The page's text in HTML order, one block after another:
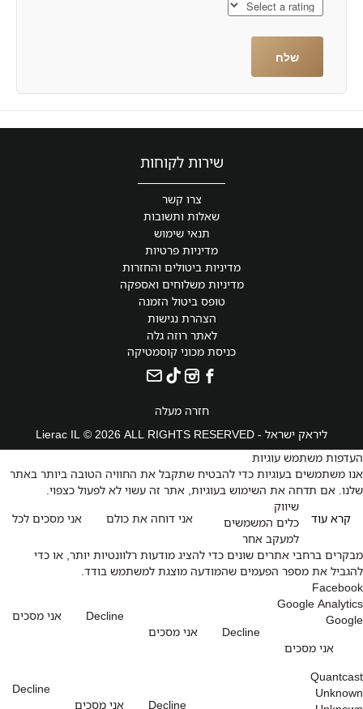
שירות לקוחות
צרו קשר
שאלות ותשובות
תנאי שימוש
מדיניות פרטיות
מדיניות ביטולים והחזרות
מדיניות משלוחים ואספקה
טופס ביטול הזמנה
הצהרת נגישות
לאתר רוזה גלה
כניסת מכוני קוסמטיקה
חזרה מעלה
ליראק ישראל - Lierac IL © 2026 ALL RIGHTS RESERVED
העדפות משתמש עוגיות
אנו משתמשים בעוגיות כדי להבטיח שתקבל את החוויה הטובה ביותר באתר
שלנו. אם תדחה את השימוש בעוגיות, אתר זה עשוי לא לפעול כצפוי.
אני מסכים לכל
אני דוחה את כולם קרא עוד
שיווק
כלים המשמשים
למעקב אחר
מבקרים ברחבי אתרים שונים כדי להציג מודעות רלוונטיות יותר, או כדי
להגביל את מספר הפעמים שהמודעה מוצגת למשתמש בודד.
Facebook
אני מסכים
Decline
Google Analytics
אני מסכים
Decline
Google
אני מסכים
Decline
Quantcast
אני מסכים
Decline
Unknown